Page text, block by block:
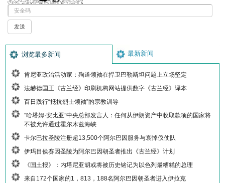
浏览最多新闻 最新新闻
肯尼亚政治活动家：殉道领袖在捍卫巴勒斯坦问题上立场坚定
法赫德国王《古兰经》印刷机构网站提供数字《古兰经》译本
百日践行“抵抗烈士领袖”的宗教训导
“哈塔姆·安比亚”中央总部发言人：任何从伊朗资产中收取款项的国家将
不被允许通过霍尔木兹海峡
卡尔巴拉圣陵注册超13,500个阿尔巴因服务与哀悼仪仗队
伊玛目侯赛因圣陵为阿尔巴因朝圣者推出《古兰经》计划
《国土报》：内塔尼亚胡或将被历史铭记为以色列最糟糕的总理
来自172个国家的1，813，188名阿尔巴因朝圣者进入伊拉克